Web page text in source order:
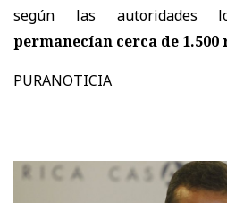
según las autoridades
permanecían cerca de 1.500
PURANOTICIA